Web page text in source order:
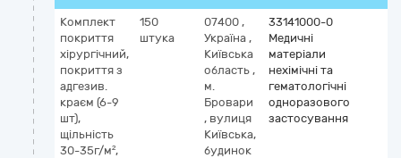
Комплект
покриття
хірургічний,
покриття з
адгезив.
краєм (6-9
шт),
щільність
30-35г/м²,
150
штука
07400 ,
Україна ,
Київська
область ,
м.
Бровари
, вулиця
Київська,
будинок
33141000-0
Медичні
матеріали
нехімічні та
гематологічні
одноразового
застосування